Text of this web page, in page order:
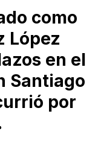
como
López
en el
Santiago
por